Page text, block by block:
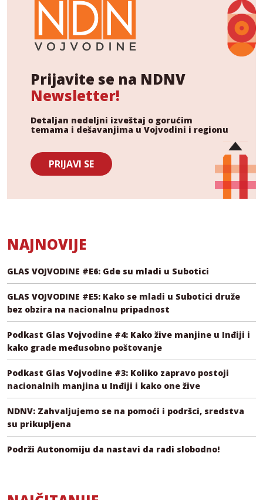
Prijavite se na NDNV
Newsletter!
Detaljan nedeljni izveštaj o gorućim
temama i dešavanjima u Vojvodini i regionu
PRIJAVI SE
NAJNOVIJE
GLAS VOJVODINE #E6: Gde su mladi u Subotici
GLAS VOJVODINE #E5: Kako se mladi u Subotici druže
bez obzira na nacionalnu pripadnost
Podkast Glas Vojvodine #4: Kako žive manjine u Inđiji i
kako grade međusobno poštovanje
Podkast Glas Vojvodine #3: Koliko zapravo postoji
nacionalnih manjina u Inđiji i kako one žive
NDNV: Zahvaljujemo se na pomoći i podršci, sredstva
su prikupljena
Podrži Autonomiju da nastavi da radi slobodno!